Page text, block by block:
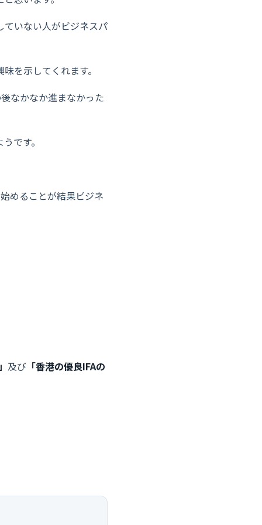
ていない人がビジネスパ
を示してくれます。
なかなか進まなかった
です。
めることが結果ビジネ
及び 「香港の優良IFAの